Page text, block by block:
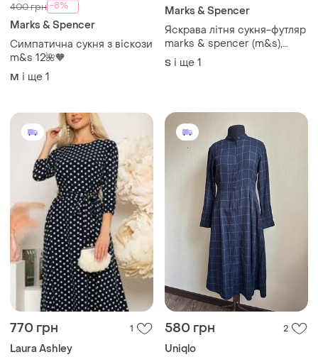
770 грн 1
Laura Ashley
Сукня в мілкий горох з
поясом laura ashley, р.14
XL
580 грн
Бавовняна сукня -халат
темного синього кольору в
коричневу клітинку